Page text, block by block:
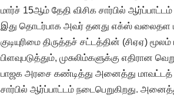
மார்ச் 15ஆம் தேதி விசிக சார்பில்
இது தொடர்பாக அவர் தனது எக்ஸ் வலைதள
குடியுரிமை திருத்தச் சட்டத்தின் (சிஏஏ)
பிளவுபடுத்தும், முசுலிம்களுக்கு
பாஜக அரசை கண்டித்து அனைத்து மாவட்டத்
சார்பில் ஆர்ப்பாட்டம் நடைபெறுகிறது.